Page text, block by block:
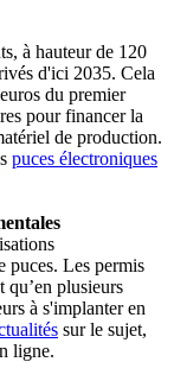
à hauteur de 120
d'ici 2035. Cela
du premier
pour financer la
de production.
puces électroniques
puces. Les permis
qu’en plusieurs
à s'implanter en
sur le sujet,
ligne.